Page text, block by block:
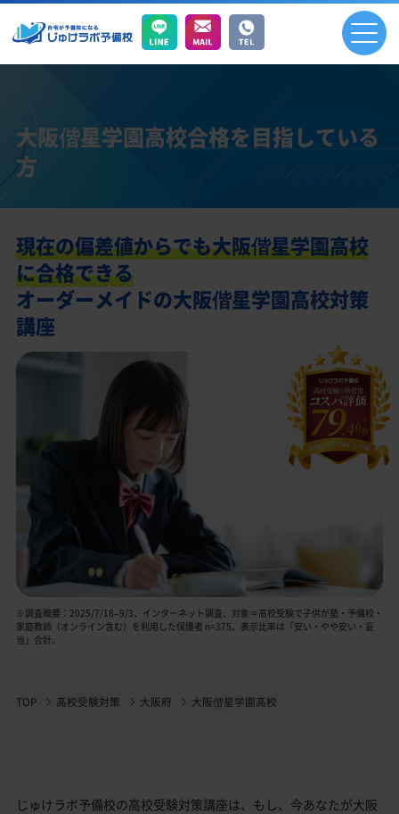
大阪偕星学園高校合格を目指している
方
現在の偏差値からでも大阪偕星学園高校
に合格できる
オーダーメイドの大阪偕星学園高校対策
講座
※調査概要：2025/7/18–9/3、インターネット調査、対象＝高校受験で子供が塾・予備校・
家庭教師（オンライン含む）を利用した保護者 n=375。表示比率は「安い・やや安い・妥
当」合計。
TOP 高校受験対策 大阪府 大阪偕星学園高校
じゅけラボ予備校の高校受験対策講座は、もし、今あなたが大阪